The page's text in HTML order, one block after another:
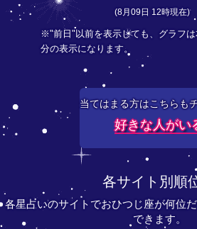
(8月09日 12時現在)
※"前日"以前を表示しても、グラフ
分の表示になります。
当てはまる方はこちらも
好きな人がい
各サイト別順
各星占いのサイトでおひつじ座が何位
できます。